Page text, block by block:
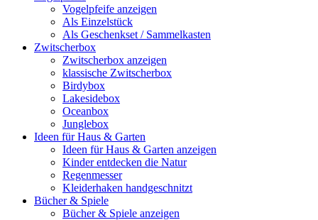
Vogelpfeife anzeigen
Als Einzelstück
Als Geschenkset / Sammelkasten
Zwitscherbox
Zwitscherbox anzeigen
klassische Zwitscherbox
Birdybox
Lakesidebox
Oceanbox
Junglebox
Ideen für Haus & Garten
Ideen für Haus & Garten anzeigen
Kinder entdecken die Natur
Regenmesser
Kleiderhaken handgeschnitzt
Bücher & Spiele
Bücher & Spiele anzeigen